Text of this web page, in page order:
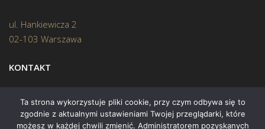
ul. Hankiewicza 2
02-103 Warszawa
KONTAKT
Biuro: (22) 45 70 402
Mail:biuro@swiatksiazki.pl
Ta strona wykorzystuje pliki cookie, przy czym odbywa się to
zgodnie z aktualnymi ustawieniami Twojej przeglądarki, które
możesz w każdej chwili zmienić. Administratorem pozyskanych